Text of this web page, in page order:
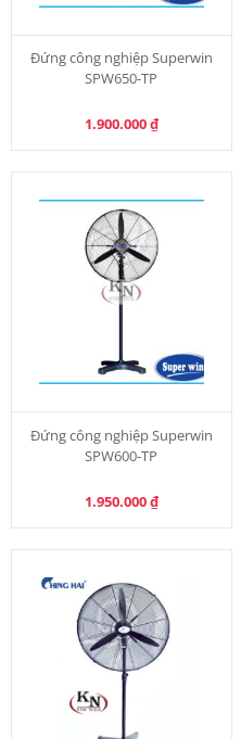
Đứng công nghiệp Superwin
SPW650-TP
1.900.000₫
Đứng công nghiệp Superwin
SPW600-TP
1.950.000₫